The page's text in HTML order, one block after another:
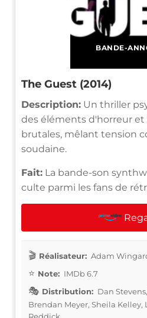
BANDE-
The Guest (2014)
Description: Un thriller
des éléments d'horreur et
brutales, mêlant tension
soudaine.
Fait: La bande-son
culte parmi les fans de
Réalisateur: Adam
Note: IMDb 6.7
Distribution: Dan
Brendan Meyer, Sheila Kelley,
Reddick